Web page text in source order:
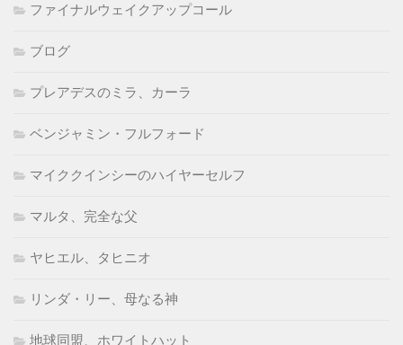
ファイナルウェイクアップコール
ブログ
プレアデスのミラ、カーラ
ベンジャミン・フルフォード
マイククインシーのハイヤーセルフ
マルタ、完全な父
ヤヒエル、タヒニオ
リンダ・リー、母なる神
地球同盟、ホワイトハット